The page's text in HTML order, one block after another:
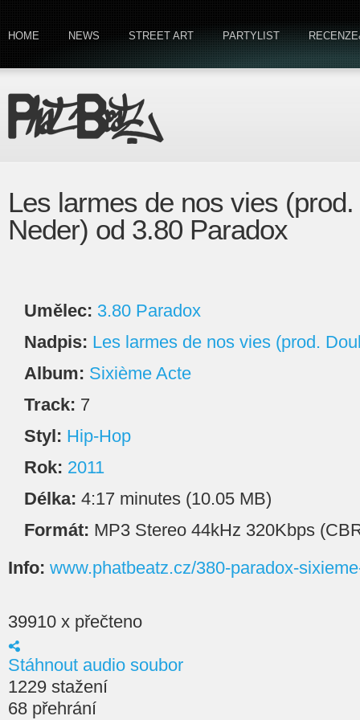
HOME NEWS STREET ART PARTYLIST
Les larmes de nos vies
Neder) od 3.80 Paradox
Umělec: 3.80 Paradox
Nadpis: Les larmes de nos vies (prod.
Album: Sixième Acte
Track: 7
Styl: Hip-Hop
Rok: 2011
Délka: 4:17 minutes (10.05 MB)
Formát: MP3 Stereo 44kHz 320Kbps
Info: www.phatbeatz.cz/380-paradox-
39910 x přečteno
Stáhnout audio soubor
1229 stažení
68 přehrání